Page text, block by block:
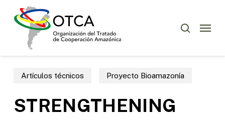
Menu
Artículos técnicos Proyecto Bioamazonía
STRENGTHENING